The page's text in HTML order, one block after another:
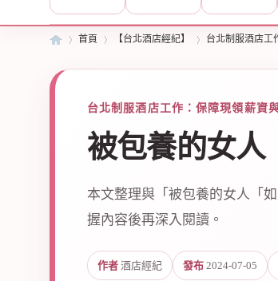
首頁
›
【台北酒店經紀】
›
台北制服酒店工
台北制服酒店工作：保障現領薪資
被包養的女人
本文整理與「被包養的女人「
握內容後再深入閱讀。
作者 酒店經紀 發布 2024-07-05